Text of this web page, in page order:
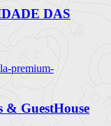
DAS
premium-
& GuestHouse